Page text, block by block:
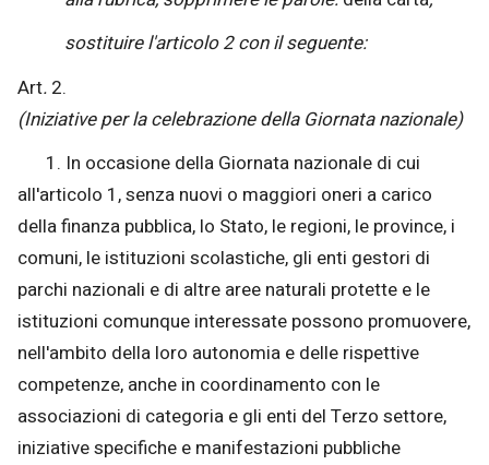
sostituire l'articolo 2 con il seguente:
Art. 2.
(Iniziative per la celebrazione della Giornata nazionale)
1. In occasione della Giornata nazionale di cui
all'articolo 1, senza nuovi o maggiori oneri a carico
della finanza pubblica, lo Stato, le regioni, le province, i
comuni, le istituzioni scolastiche, gli enti gestori di
parchi nazionali e di altre aree naturali protette e le
istituzioni comunque interessate possono promuovere,
nell'ambito della loro autonomia e delle rispettive
competenze, anche in coordinamento con le
associazioni di categoria e gli enti del Terzo settore,
iniziative specifiche e manifestazioni pubbliche